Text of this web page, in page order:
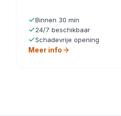
Binnen 30 min
24/7 beschikbaar
Schadevrije opening
Meer info